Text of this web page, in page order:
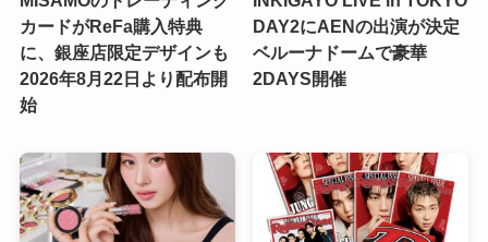
カードがReFa購入特典
に、銀座店限定デザインも
2026年8月22日より配布開
始
DAY2にAENの出演が決定
ベルーナドームで豪華
2DAYS開催